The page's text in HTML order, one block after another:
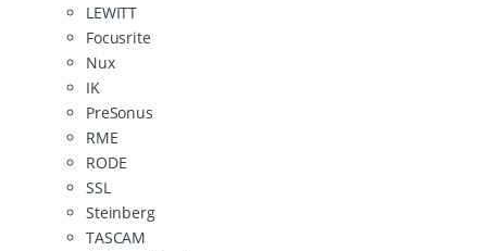
LEWITT
Focusrite
Nux
IK
PreSonus
RME
RODE
SSL
Steinberg
TASCAM